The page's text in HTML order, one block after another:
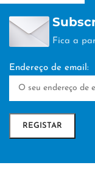
Fica a
Endereço de email: